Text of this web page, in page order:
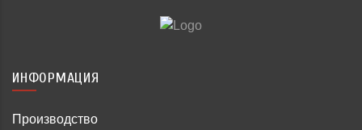
ИНФОРМАЦИЯ
Производство